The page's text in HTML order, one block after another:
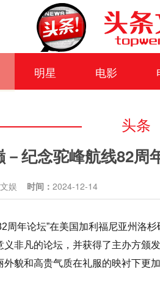
明星 电影
头条
纪念驼峰航线82周
娱 时间： 2024-12-14
周年论坛”在美国加利福尼亚州洛
非凡的论坛，并获得了主办方颁
貌和高贵气质在礼服的映衬下更